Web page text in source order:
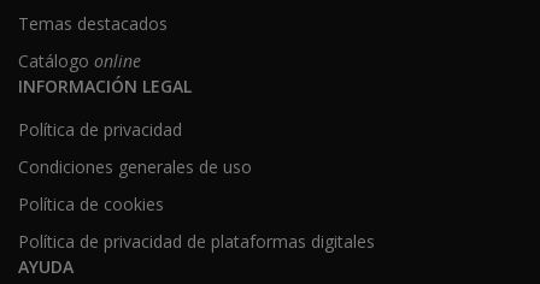
Temas destacados
Catálogo online
INFORMACIÓN LEGAL
Política de privacidad
Condiciones generales de uso
Política de cookies
Política de privacidad de plataformas digitales
AYUDA